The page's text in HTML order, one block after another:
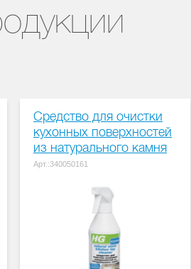
Средство для очистки
кухонных поверхностей
из натурального камня
Арт.:340050161